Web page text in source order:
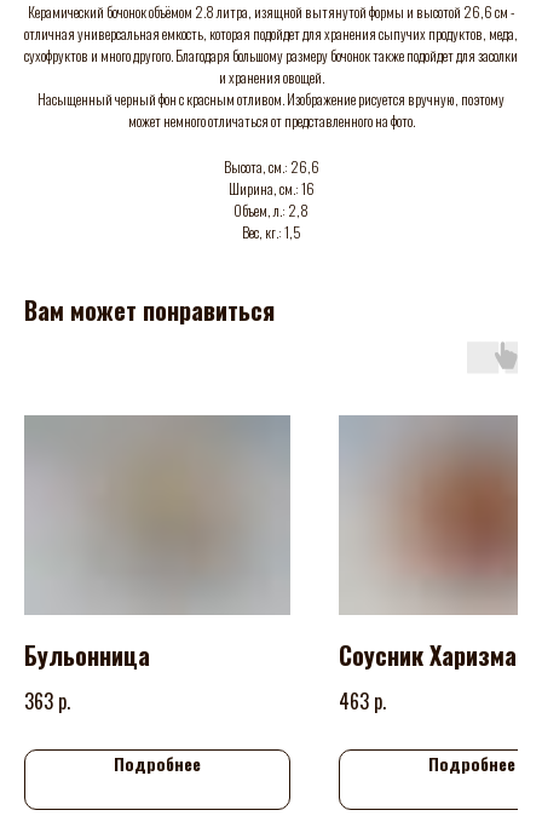
Керамический бочонок объёмом 2.8 литра, изящной вытянутой формы и высотой 26,6 см -
отличная универсальная емкость, которая подойдет для хранения сыпучих продуктов, меда,
сухофруктов и много другого. Благодаря большому размеру бочонок также подойдет для засолки
и хранения овощей.
Насыщенный черный фон с красным отливом. Изображение рисуется вручную, поэтому
может немного отличаться от представленного на фото.
Высота, см.: 26,6
Ширина, см.: 16
Объем, л.: 2,8
Вес, кг.: 1,5
Вам может понравиться
Бульонница
363 р.
Подробнее
Соусник Харизма
463 р.
Подробнее